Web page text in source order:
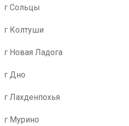
г Сольцы
г Колтуши
г Новая Ладога
г Дно
г Лахденпохья
г Мурино